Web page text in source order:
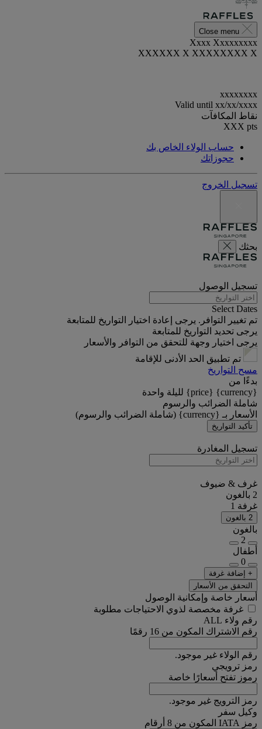
Close menu
Xxxx Xxxxxxxxx
XXXXXX X XXXXXXXX X
xxxxxxxx
Valid until xx/xx/xxxx
نقاط المكافآت
XXX pts
حساب الولاء الخاص بك
حجوزاتك
تسجيل الخروج
بحثك
تسجيل الوصول
Select Dates
تم تغيير التوافر. يرجى إعادة اختيار التواريخ للمتابعة
يرجى تحديد التواريخ للمتابعة
يرجى اختيار وجهة للتحقق من التوافر والأسعار
تم تطبيق الحد الأدنى للإقامة
مسح التواريخ
بدءًا من
{currency} {price} لليلة واحدة
شاملة الضرائب والرسوم
الأسعار بـ {currency} (شاملة الضرائب والرسوم)
تأكيد التواريخ
تسجيل المغادرة
غرف & ضيوف
2 بالغون
غرفة 1
2 بالغون
بالغون
2
أطفال
0
+ إضافة غرفة
التحقق من الأسعار
أسعار خاصة وإمكانية الوصول
غرفة مخصصة لذوي الاحتياجات مطلوبة
رقم ولاء ALL
رقم الاشتراك المكون من 16 رقمًا
رقم الولاء غير موجود.
رمز ترويجي
رموز تفتح أسعارًا خاصة
رمز الترويج غير موجود.
وكيل سفر
رمز IATA المكون من 8 أرقام